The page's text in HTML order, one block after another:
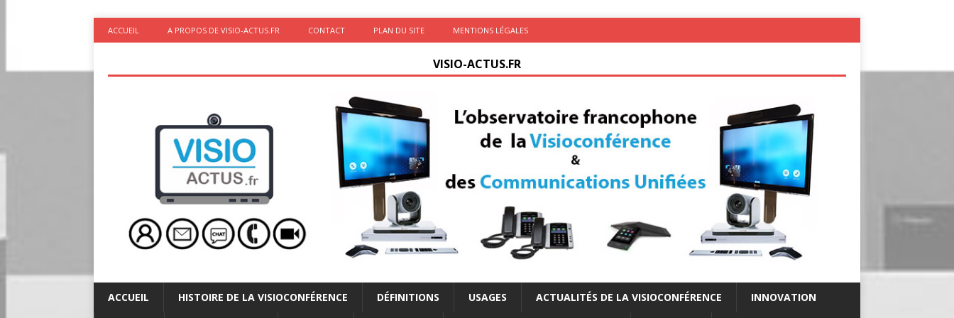
ACCUEIL A PROPOS DE VISIO-ACTUS.FR CONTACT PLAN DU SITE MENTIONS LÉGALES
VISIO-ACTUS.FR
ACCUEIL HISTOIRE DE LA VISIOCONFÉRENCE DÉFINITIONS USAGES ACTUALITÉS DE LA VISIOCONFÉRENCE INNOVATION